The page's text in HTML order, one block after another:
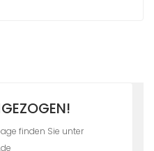
finden Sie unter